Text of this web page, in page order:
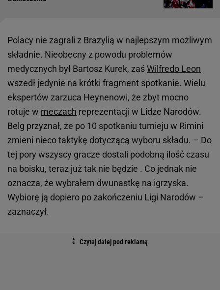
Polacy nie zagrali z Brazylią w najlepszym możliwym
składnie. Nieobecny z powodu problemów
medycznych był Bartosz Kurek, zaśWilfredo Leon
wszedł jedynie na krótki fragment spotkanie. Wielu
ekspertów zarzuca Heynenowi, że zbyt mocno
rotuje w meczach reprezentacji w Lidze Narodów.
Belg przyznał, że po 10 spotkaniu turnieju w Rimini
zmieni nieco taktykę dotyczącą wyboru składu. – Do
tej pory wszyscy gracze dostali podobną ilość czasu
na boisku, teraz już tak nie będzie . Co jednak nie
oznacza, że wybrałem dwunastkę na igrzyska.
Wybiorę ją dopiero po zakończeniu Ligi Narodów –
zaznaczył.